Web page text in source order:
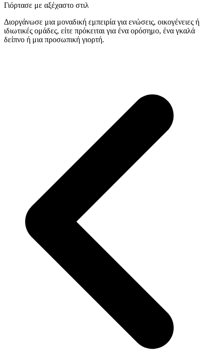
Γιόρτασε με αξέχαστο στιλ
Διοργάνωσε μια μοναδική εμπειρία για ενώσεις, οικογένειες ή
ιδιωτικές ομάδες, είτε πρόκειται για ένα ορόσημο, ένα γκαλά
δείπνο ή μια προσωπική γιορτή.